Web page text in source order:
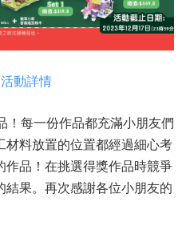
動詳情
！每一份作品都充滿小朋友們
材料放置的位置都經過細心考
作品！在挑選得獎作品時競爭
果。再次感謝各位小朋友的